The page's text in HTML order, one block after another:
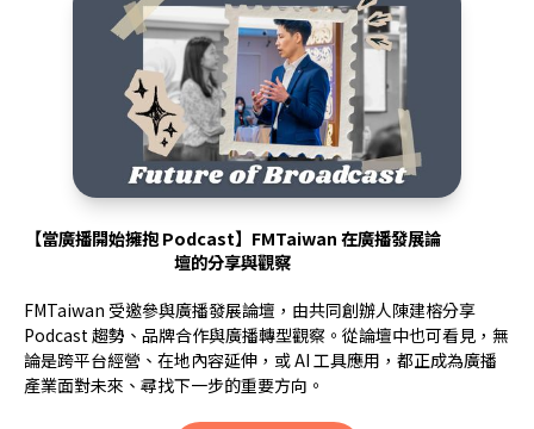
【當廣播開始擁抱 Podcast】FMTaiwan 在廣播發展論
壇的分享與觀察
FMTaiwan 受邀參與廣播發展論壇，由共同創辦人陳建榕分享
Podcast 趨勢、品牌合作與廣播轉型觀察。從論壇中也可看見，無
論是跨平台經營、在地內容延伸，或 AI 工具應用，都正成為廣播
產業面對未來、尋找下一步的重要方向。